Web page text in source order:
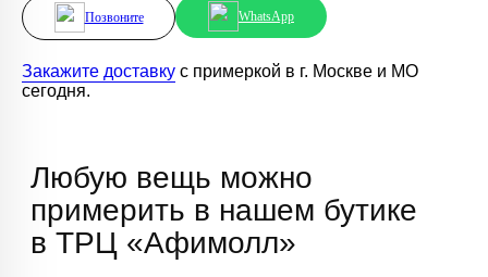
Позвоните WhatsApp
Закажите доставку с примеркой в г. Москве и МО
сегодня.